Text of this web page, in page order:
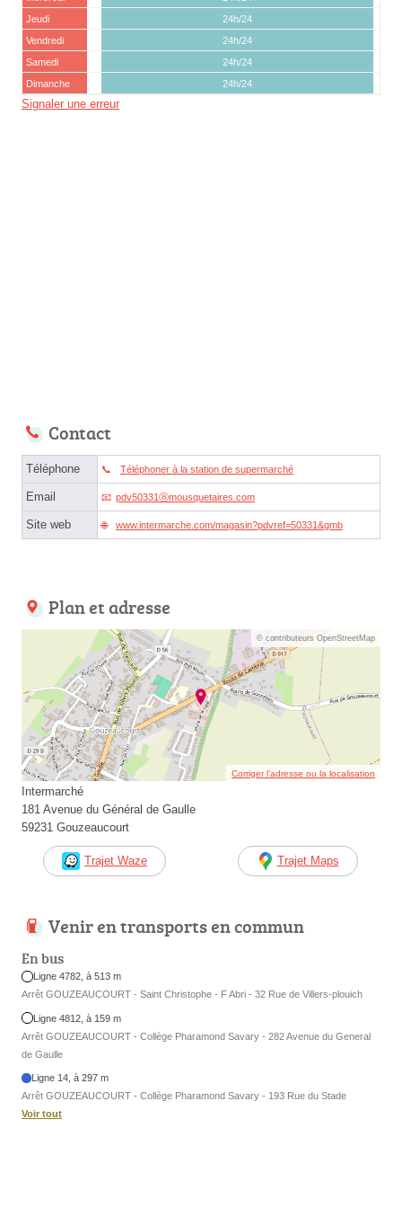
Jeudi
24h/24
Vendredi
24h/24
Samedi
24h/24
Dimanche
24h/24
Signaler une erreur
Contact
Téléphone Téléphoner à la station de supermarché
Email pdv50331ⓐmousquetaires.com
Site web www.intermarche.com/magasin?pdvref=50331&gmb
Plan et adresse
© contributeurs OpenStreetMap
Corriger l’adresse ou la localisation
Intermarché
181 Avenue du Général de Gaulle
59231 Gouzeaucourt
Trajet Waze Trajet Maps
Venir en transports en commun
En bus
Ligne 4782, à 513 m
Arrêt GOUZEAUCOURT - Saint Christophe - F Abri - 32 Rue de Villers-plouich
Ligne 4812, à 159 m
Arrêt GOUZEAUCOURT - Collège Pharamond Savary - 282 Avenue du General
de Gaulle
Ligne 14, à 297 m
Arrêt GOUZEAUCOURT - Collège Pharamond Savary - 193 Rue du Stade
Voir tout